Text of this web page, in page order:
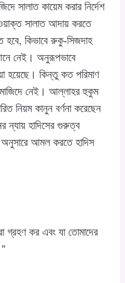
সালাত কায়েম করার নির্দেশ
সালাত আদায় করতে
কিভাবে রুকু-সিজদাহ
নেই। অনুরূপভাবে
হয়েছে। কিন্তু কত পরিমাণ
নেই। আল্লাহর হুকুম
নিয়ম কানুন বর্ণনা করেছেন
ন্যায় হাদিসের গুরুত্ব
আমল করতে হাদিস
গ্রহণ কর এবং যা তোমাদের